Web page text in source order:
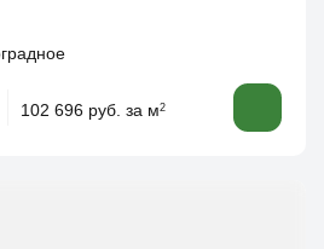
102 696 руб. за м2